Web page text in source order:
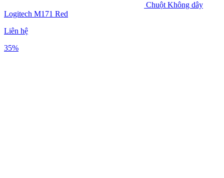
Chuột Không dây
Logitech M171 Red
Liên hệ
35%